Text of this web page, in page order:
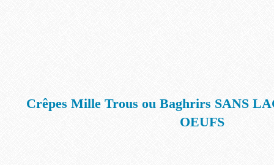
Crêpes Mille Trous ou Baghrirs SANS
OEUFS